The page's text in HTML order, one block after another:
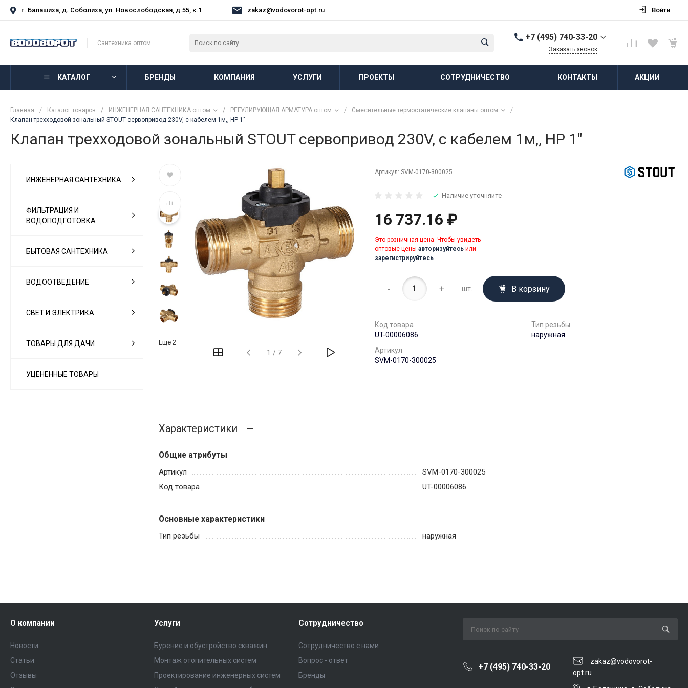
г. Балашиха, д. Соболиха, ул. Новослободская, д.55, к.1 zakaz@vodovorot-opt.ru Войти
Сантехника оптом
+7 (495) 740-33-20
г. Балашиха, д.
Заказать звонок
КАТАЛОГ БРЕНДЫ КОМПАНИЯ УСЛУГИ ПРОЕКТЫ СОТРУДНИЧЕСТВО КОНТАКТЫ АКЦИИ
Главная / Каталог товаров / ИНЖЕНЕРНАЯ САНТЕХНИКА оптом / РЕГУЛИРУЮЩАЯ АРМАТУРА оптом / Смесительные термостатические клапаны оптом
/
Клапан трехходовой зональный STOUT сервопривод 230V, с кабелем 1м,, НР 1"
Клапан трехходовой зональный STOUT сервопривод 230V, с кабелем 1м,, НР 1"
ИНЖЕНЕРНАЯ САНТЕХНИКА
ФИЛЬТРАЦИЯ И
ВОДОПОДГОТОВКА
БЫТОВАЯ САНТЕХНИКА
ВОДООТВЕДЕНИЕ
СВЕТ И ЭЛЕКТРИКА
ТОВАРЫ ДЛЯ ДАЧИ
УЦЕНЕННЫЕ ТОВАРЫ
Еще 2
1 / 7
Артикул: SVM-0170-300025
Наличие уточняйте
16 737.16 ₽
Это розничная цена. Чтобы увидеть
оптовые цены авторизуйтесьили
зарегистрируйтесь
- + шт. В корзину
Код товара
UT-00006086
Тип резьбы
наружная
Артикул
SVM-0170-300025
Характеристики
Общие атрибуты
Артикул
SVM-0170-300025
Код товара
UT-00006086
Основные характеристики
Тип резьбы наружная
О компании
Новости
Статьи
Отзывы
Услуги
Бурение и обустройство скважин
Монтаж отопительных систем
Проектирование инженерных систем
Сотрудничество
Сотрудничество с нами
Вопрос - ответ
Бренды
+7 (495) 740-33-20
zakaz@vodovorot-
opt.ru